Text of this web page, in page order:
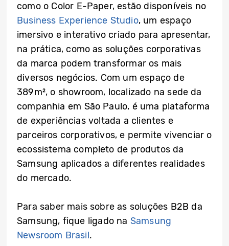
como o Color E-Paper, estão disponíveis no
Business Experience Studio, um espaço
imersivo e interativo criado para apresentar,
na prática, como as soluções corporativas
da marca podem transformar os mais
diversos negócios. Com um espaço de
389m², o showroom, localizado na sede da
companhia em São Paulo, é uma plataforma
de experiências voltada a clientes e
parceiros corporativos, e permite vivenciar o
ecossistema completo de produtos da
Samsung aplicados a diferentes realidades
do mercado.
Para saber mais sobre as soluções B2B da
Samsung, fique ligado na Samsung
Newsroom Brasil.